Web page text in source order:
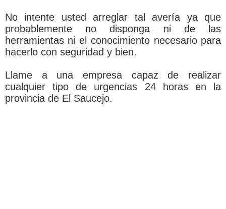
No intente usted arreglar tal avería ya que
probablemente no disponga ni de las
herramientas ni el conocimiento necesario para
hacerlo con seguridad y bien.
Llame a una empresa capaz de realizar
cualquier tipo de urgencias 24 horas en la
provincia de El Saucejo.